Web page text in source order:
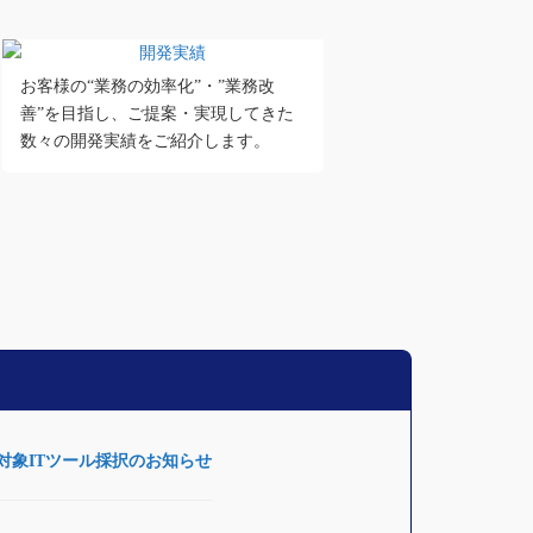
お客様の“業務の効率化”・”業務改
善”を目指し、ご提案・実現してきた
数々の開発実績をご紹介します。
象ITツール採択のお知らせ